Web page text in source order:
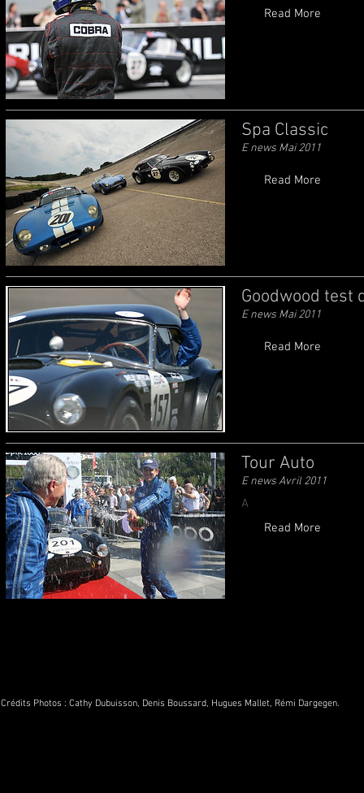
Read More
Spa Classic
E news Mai 2011
Read More
Goodwood test
E news Mai 2011
Read More
Tour Auto
E news Avril 2011
A
Read More
Crédits Photos : Cathy Dubuisson, Denis Boussard, Hugues Mallet, Rémi Dargegen.